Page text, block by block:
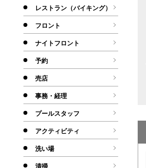
レストラン（バイキング）
フロント
ナイトフロント
予約
売店
事務・経理
プールスタッフ
アクティビティ
洗い場
清掃